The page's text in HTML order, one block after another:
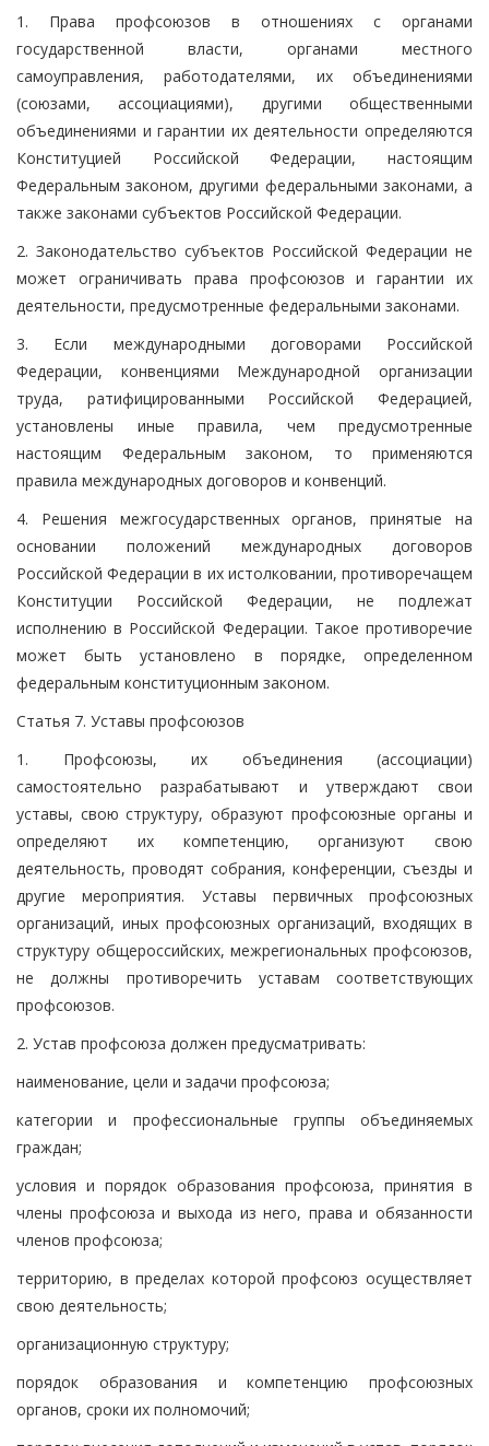
1. Права профсоюзов в отношениях с органами
государственной власти, органами местного
самоуправления, работодателями, их объединениями
(союзами, ассоциациями), другими общественными
объединениями и гарантии их деятельности определяются
Конституцией Российской Федерации, настоящим
Федеральным законом, другими федеральными законами, а
также законами субъектов Российской Федерации.
2. Законодательство субъектов Российской Федерации не
может ограничивать права профсоюзов и гарантии их
деятельности, предусмотренные федеральными законами.
3. Если международными договорами Российской
Федерации, конвенциями Международной организации
труда, ратифицированными Российской Федерацией,
установлены иные правила, чем предусмотренные
настоящим Федеральным законом, то применяются
правила международных договоров и конвенций.
4. Решения межгосударственных органов, принятые на
основании положений международных договоров
Российской Федерации в их истолковании, противоречащем
Конституции Российской Федерации, не подлежат
исполнению в Российской Федерации. Такое противоречие
может быть установлено в порядке, определенном
федеральным конституционным законом.
Статья 7. Уставы профсоюзов
1. Профсоюзы, их объединения (ассоциации)
самостоятельно разрабатывают и утверждают свои
уставы, свою структуру, образуют профсоюзные органы и
определяют их компетенцию, организуют свою
деятельность, проводят собрания, конференции, съезды и
другие мероприятия. Уставы первичных профсоюзных
организаций, иных профсоюзных организаций, входящих в
структуру общероссийских, межрегиональных профсоюзов,
не должны противоречить уставам соответствующих
профсоюзов.
2. Устав профсоюза должен предусматривать:
наименование, цели и задачи профсоюза;
категории и профессиональные группы объединяемых
граждан;
условия и порядок образования профсоюза, принятия в
члены профсоюза и выхода из него, права и обязанности
членов профсоюза;
территорию, в пределах которой профсоюз осуществляет
свою деятельность;
организационную структуру;
порядок образования и компетенцию профсоюзных
органов, сроки их полномочий;